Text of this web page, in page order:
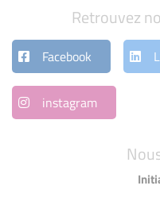
Retrouvez
Facebook
instagram